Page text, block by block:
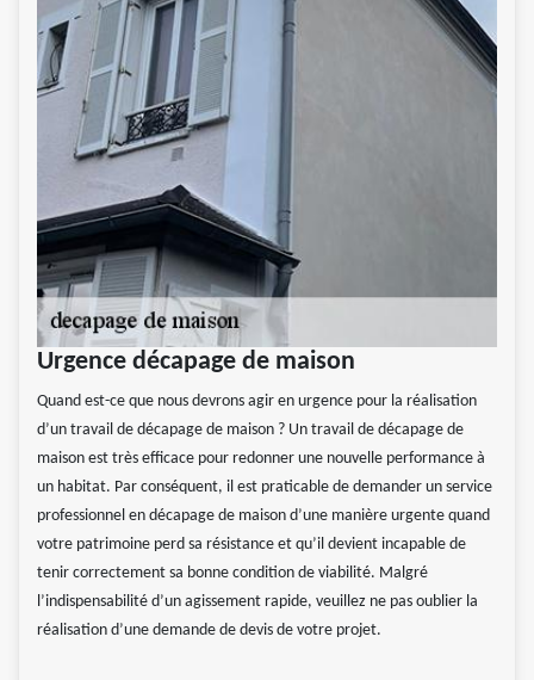
Urgence décapage de maison
Quand est-ce que nous devrons agir en urgence pour la réalisation
d’un travail de décapage de maison ? Un travail de décapage de
maison est très efficace pour redonner une nouvelle performance à
un habitat. Par conséquent, il est praticable de demander un service
professionnel en décapage de maison d’une manière urgente quand
votre patrimoine perd sa résistance et qu’il devient incapable de
tenir correctement sa bonne condition de viabilité. Malgré
l’indispensabilité d’un agissement rapide, veuillez ne pas oublier la
réalisation d’une demande de devis de votre projet.